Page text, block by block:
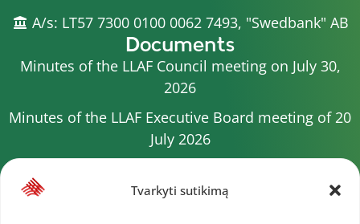
Tvarkyti sutikimą
A/s: LT57 7300 0100 0062 7493, "Swedbank" AB
Documents
Minutes of the LLAF Council meeting on July 30,
2026
Minutes of the LLAF Executive Board meeting of 20
July 2026
2026